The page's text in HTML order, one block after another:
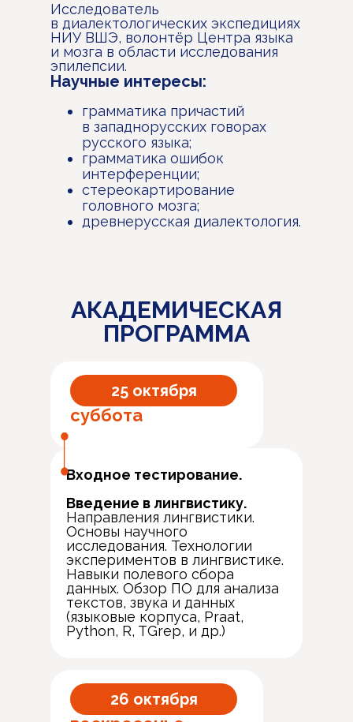
Исследователь
в диалектологических экспедициях
НИУ ВШЭ, волонтёр Центра языка
и мозга в области исследования
эпилепсии.
Научные интересы:
грамматика причастий
в западнорусских говорах
русского языка;
грамматика ошибок
интерференции;
стереокартирование
головного мозга;
древнерусская диалектология.
АКАДЕМИЧЕСКАЯ
ПРОГРАММА
25 октября
суббота
Входное тестирование.
Введение в лингвистику.
Направления лингвистики.
Основы научного
исследования. Технологии
экспериментов в лингвистике.
Навыки полевого сбора
данных. Обзор ПО для анализа
текстов, звука и данных
(языковые корпуса, Praat,
Python, R, TGrep, и др.)
26 октября